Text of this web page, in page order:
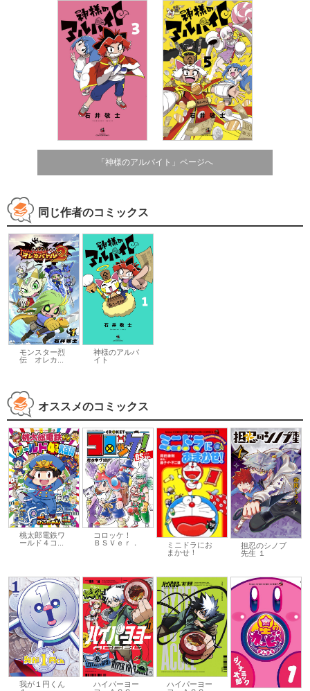
「神様のアルバイト」ページへ
同じ作者のコミックス
モンスター烈
伝 オレカ...
神様のアルバ
イト
オススメのコミックス
桃太郎電鉄ワ
ールド４コ...
コロッケ！
ＢＳＶｅｒ．
ミニドラにお
まかせ！
担忍のシノブ
先生 １
我が１円くん
ハイパーヨー
ハイパーヨー